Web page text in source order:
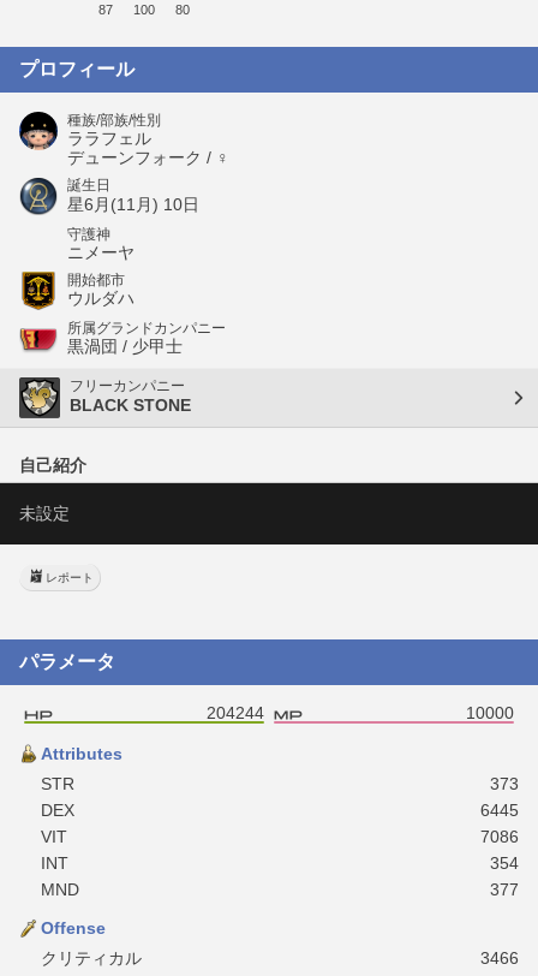
87 100 80
プロフィール
種族/部族/性別
ララフェル
デューンフォーク / ♀
誕生日
星6月(11月) 10日
守護神
ニメーヤ
開始都市
ウルダハ
所属グランドカンパニー
黒渦団 / 少甲士
フリーカンパニー
BLACK STONE
自己紹介
未設定
レポート
パラメータ
204244 10000
Attributes
STR
373
DEX
6445
VIT
7086
INT
354
MND
377
Offense
クリティカル
3466